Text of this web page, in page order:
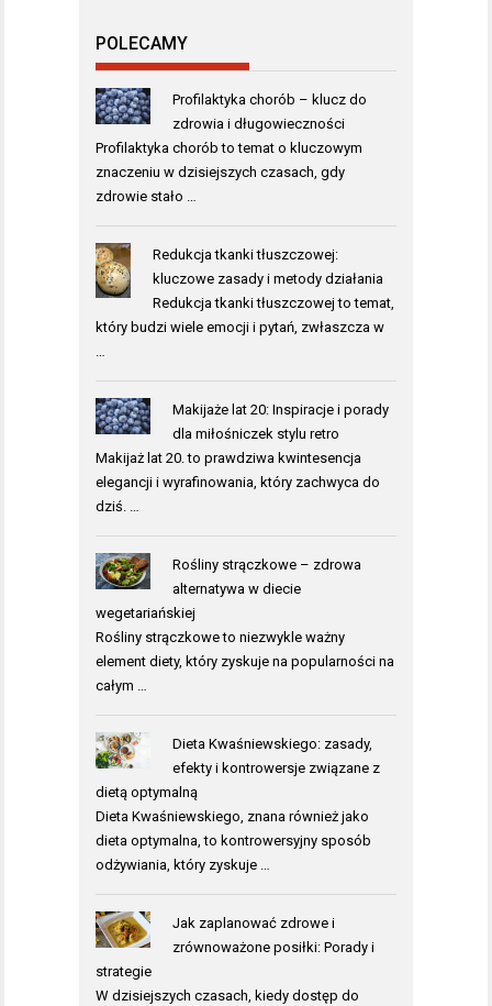
POLECAMY
Profilaktyka chorób – klucz do
zdrowia i długowieczności
Profilaktyka chorób to temat o kluczowym
znaczeniu w dzisiejszych czasach, gdy
zdrowie stało …
Redukcja tkanki tłuszczowej:
kluczowe zasady i metody działania
Redukcja tkanki tłuszczowej to temat,
który budzi wiele emocji i pytań, zwłaszcza w
…
Makijaże lat 20: Inspiracje i porady
dla miłośniczek stylu retro
Makijaż lat 20. to prawdziwa kwintesencja
elegancji i wyrafinowania, który zachwyca do
dziś. …
Rośliny strączkowe – zdrowa
alternatywa w diecie
wegetariańskiej
Rośliny strączkowe to niezwykle ważny
element diety, który zyskuje na popularności na
całym …
Dieta Kwaśniewskiego: zasady,
efekty i kontrowersje związane z
dietą optymalną
Dieta Kwaśniewskiego, znana również jako
dieta optymalna, to kontrowersyjny sposób
odżywiania, który zyskuje …
Jak zaplanować zdrowe i
zrównoważone posiłki: Porady i
strategie
W dzisiejszych czasach, kiedy dostęp do